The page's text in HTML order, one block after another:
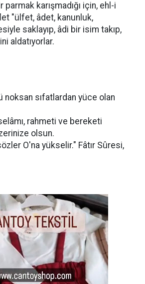
karışmadığı için, ehl-i
"ülfet, âdet, kanunluk,
saklayıp, âdi bir isim takıp,
aldatıyorlar.
noksan sıfatlardan yüce olan
rahmeti ve bereketi
olsun.
O'na yükselir." Fâtır Sûresi,